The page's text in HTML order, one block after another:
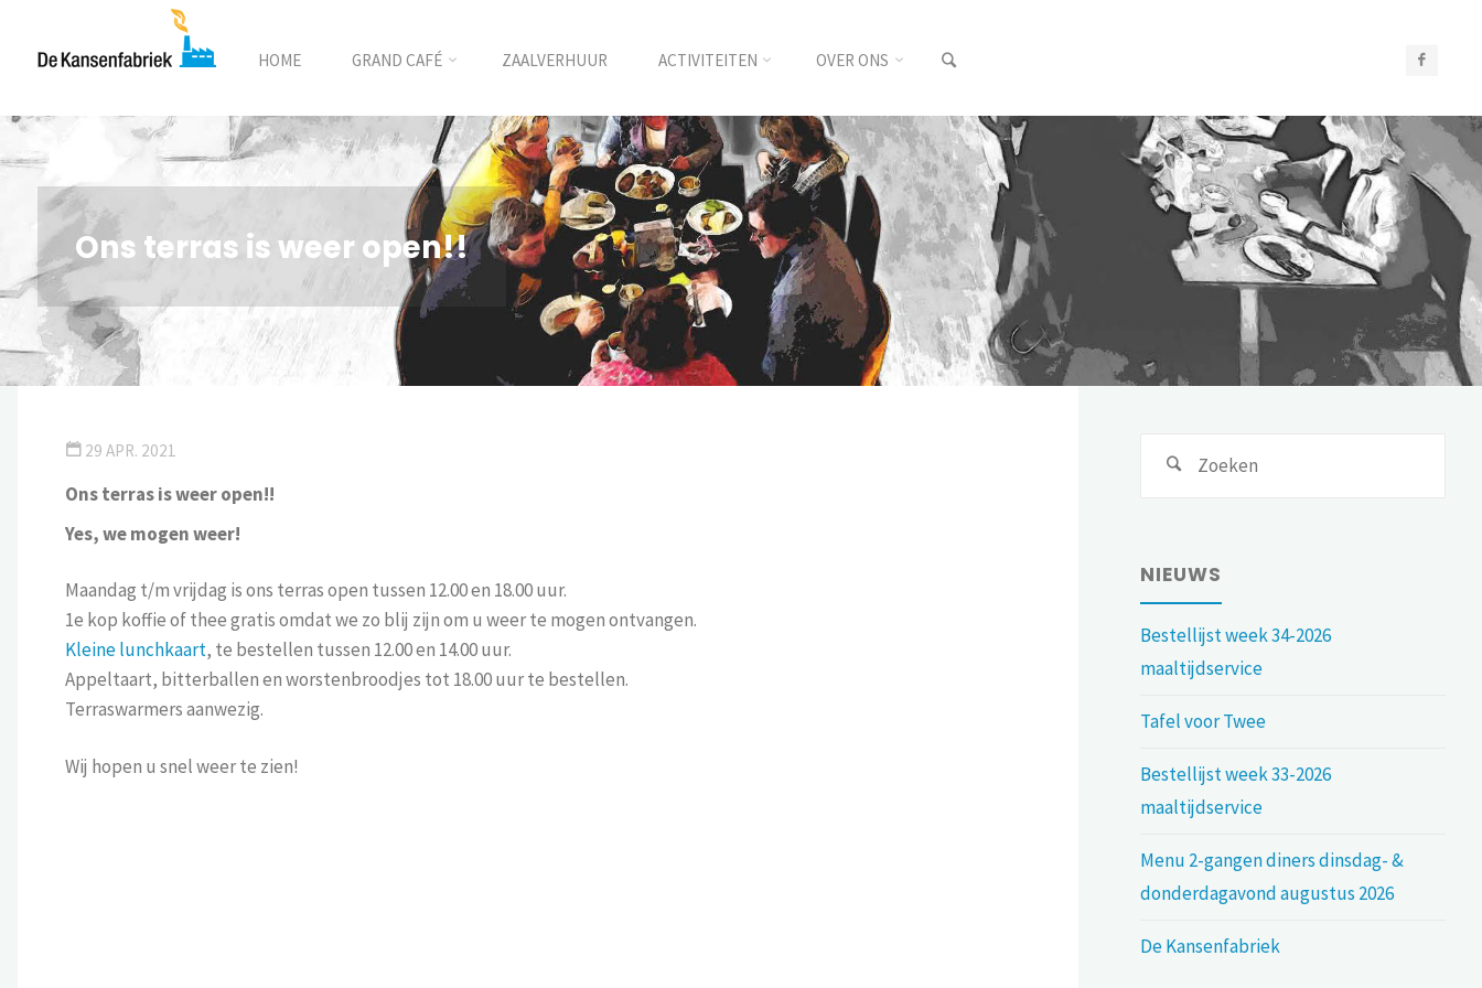
HOME GRAND CAFÉ ZAALVERHUUR ACTIVITEITEN OVER ONS
Ons terras is weer open!!
29 APR. 2021
Ons terras is weer open!!
Yes, we mogen weer!
Maandag t/m vrijdag is ons terras open tussen 12.00 en 18.00 uur.
1e kop koffie of thee gratis omdat we zo blij zijn om u weer te mogen ontvangen.
Kleine lunchkaart, te bestellen tussen 12.00 en 14.00 uur.
Appeltaart, bitterballen en worstenbroodjes tot 18.00 uur te bestellen.
Terraswarmers aanwezig.
Wij hopen u snel weer te zien!
NIEUWS
Bestellijst week 34-2026
maaltijdservice
Tafel voor Twee
Bestellijst week 33-2026
maaltijdservice
Menu 2-gangen diners dinsdag- &
donderdagavond augustus 2026
De Kansenfabriek